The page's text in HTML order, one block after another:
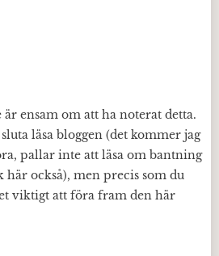
är ensam om att ha noterat detta.
läsa bloggen (det kommer jag
pallar inte att läsa om bantning
också), men precis som du
viktigt att föra fram den här